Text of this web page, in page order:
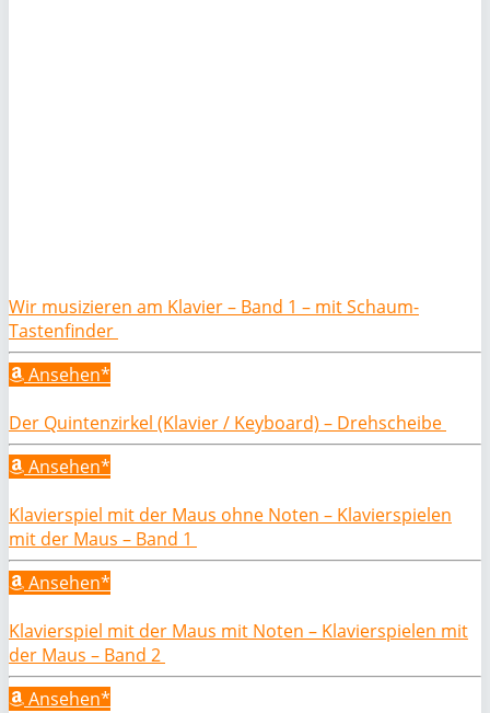
Wir musizieren am Klavier – Band 1 – mit Schaum-
Tastenfinder
Ansehen*
Der Quintenzirkel (Klavier / Keyboard) – Drehscheibe
Ansehen*
Klavierspiel mit der Maus ohne Noten – Klavierspielen
mit der Maus – Band 1
Ansehen*
Klavierspiel mit der Maus mit Noten – Klavierspielen mit
der Maus – Band 2
Ansehen*